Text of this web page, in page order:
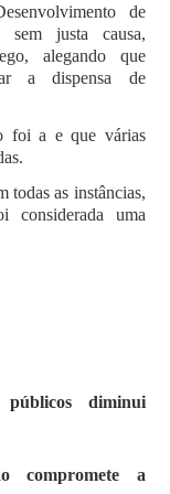
de
sem justa causa,
alegando que
a dispensa de
foi a e que várias
todas as instâncias,
considerada uma
diminui
compromete a